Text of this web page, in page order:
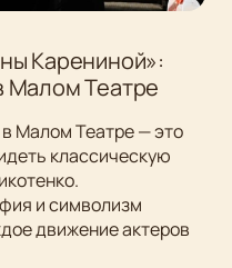
Карениной»:
Малом Театре
Малом Театре — это
классическую
и символизм
движение актеров